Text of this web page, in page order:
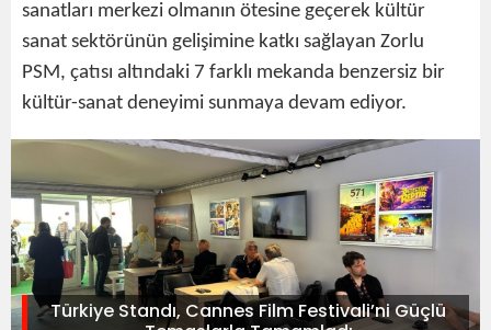
sanatları merkezi olmanın ötesine geçerek kültür
sanat sektörünün gelişimine katkı sağlayan Zorlu
PSM, çatısı altındaki 7 farklı mekanda benzersiz bir
kültür-sanat deneyimi sunmaya devam ediyor.
Türkiye Standı, Cannes Film Festivali’ni Güçlü